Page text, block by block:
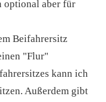
optional aber für
Beifahrersitz
"Flur"
kann ich
Außerdem gibt